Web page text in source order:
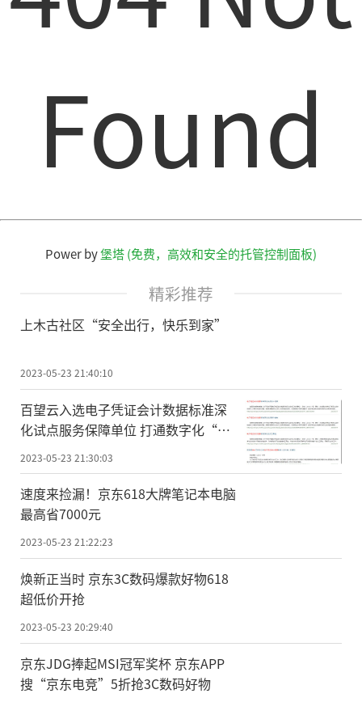
Found
Power by堡塔 (免费，高效和安全的托管控制面板)
精彩推荐
上木古社区“安全出行，快乐到家”
2023-05-23 21:40:10
百望云入选电子凭证会计数据标准深
化试点服务保障单位 打通数字化“最
2023-05-23 21:30:03
速度来捡漏！京东618大牌笔记本电脑
最高省7000元
2023-05-23 21:22:23
焕新正当时 京东3C数码爆款好物618
超低价开抢
2023-05-23 20:29:40
京东JDG捧起MSI冠军奖杯 京东APP
搜“京东电竞”5折抢3C数码好物